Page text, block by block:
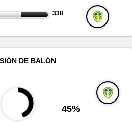
338
DE BALÓN
45%